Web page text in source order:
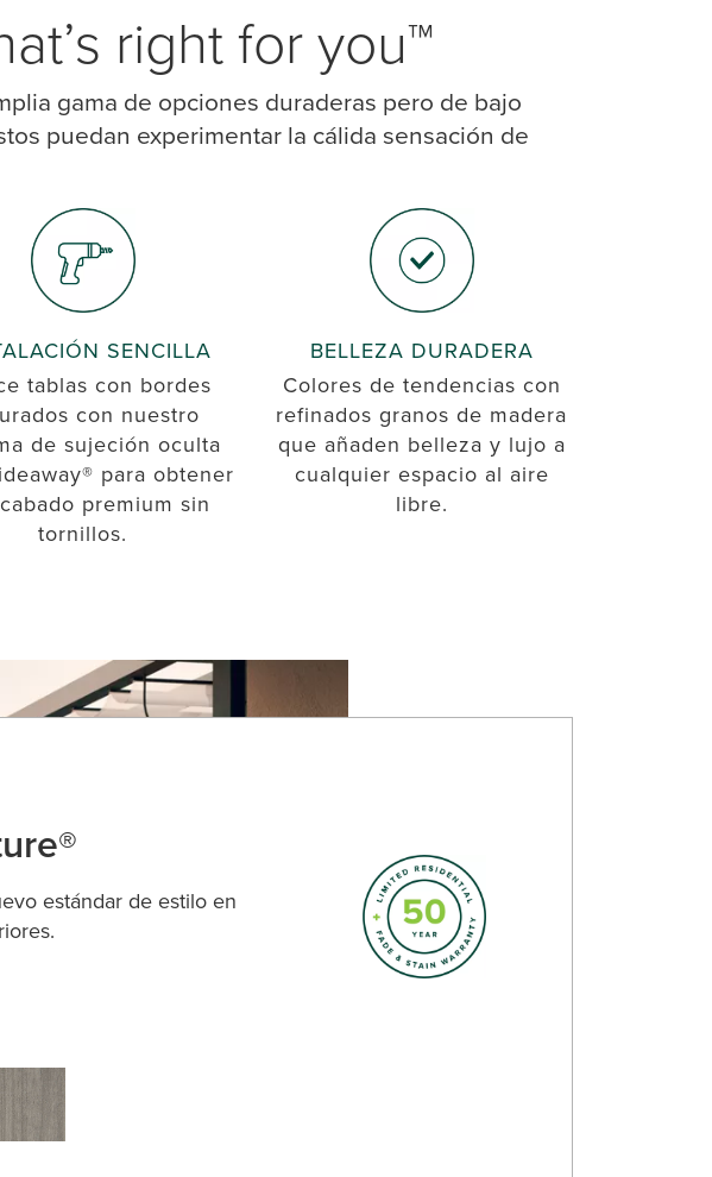
right for you™
gama de opciones duraderas pero de bajo
puedan experimentar la cálida sensación de
SENCILLA
tablas con bordes
con nuestro
de sujeción oculta
para obtener
premium sin
tornillos.
BELLEZA DURADERA
Colores de tendencias con
refinados granos de madera
que añaden belleza y lujo a
cualquier espacio al aire
libre.
estándar de estilo en